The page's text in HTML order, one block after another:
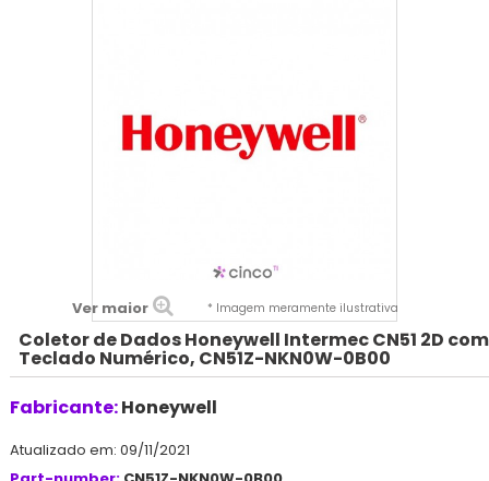
Ver maior * Imagem meramente ilustrativa
Coletor de Dados Honeywell Intermec CN51 2D com
Teclado Numérico, CN51Z-NKN0W-0B00
Fabricante:Honeywell
Atualizado em: 09/11/2021